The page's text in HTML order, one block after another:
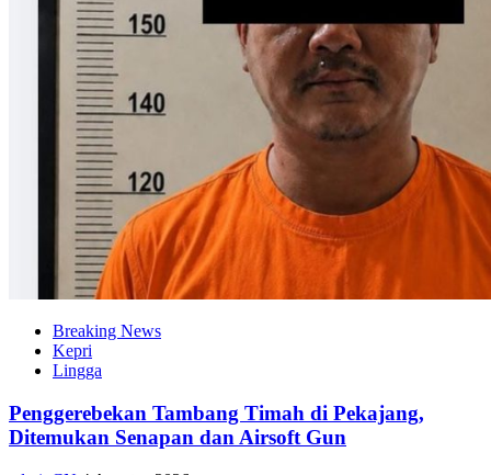
Breaking News
Kepri
Lingga
Penggerebekan Tambang Timah di Pekajang,
Ditemukan Senapan dan Airsoft Gun